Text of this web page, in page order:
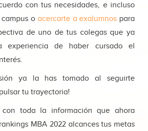
con tus necesidades, e incluso
o acercarte a exalumnos para
de uno de tus colegas que ya
experiencia de haber cursado el
ya la has tomado al seguirte
tu trayectoria!
con toda la información que ahora
MBA 2022 alcances tus metas